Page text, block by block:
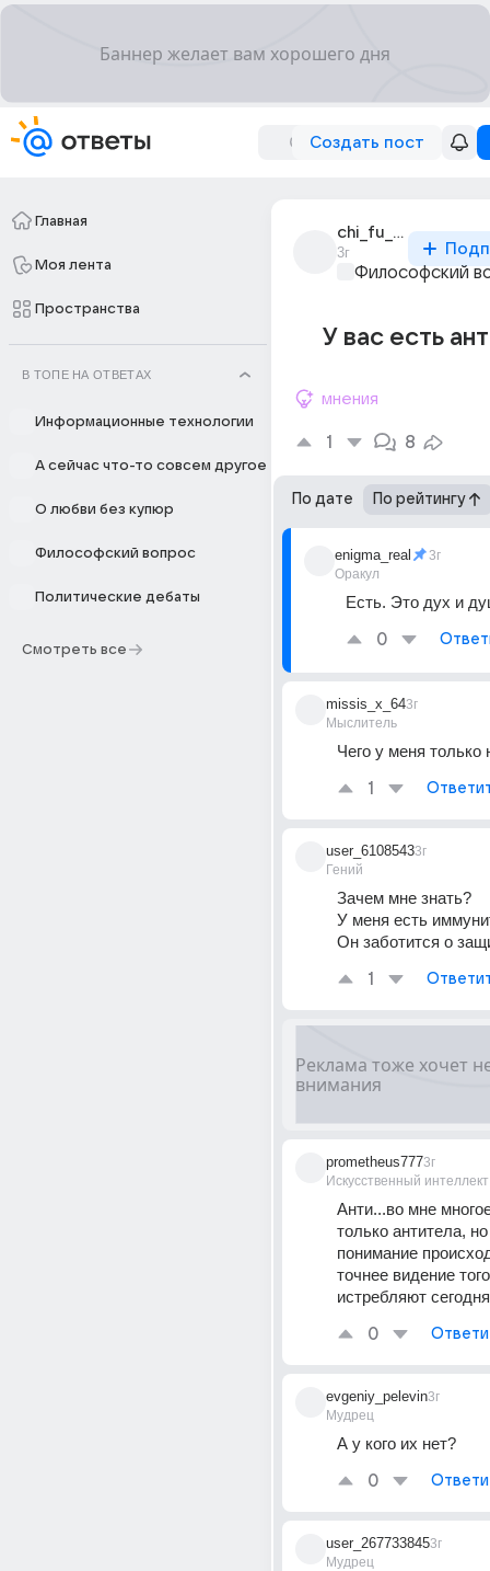
Создать пост
Главная
Моя лента
Пространства
В ТОПЕ НА ОТВЕТАХ
Информационные технологии
А сейчас что-то совсем другое
О любви без купюр
Философский вопрос
Политические дебаты
Смотреть все
chi_fu_chung_li
3г
Философский
У вас есть
мнения
1 8
По дате По рейтингу
enigma_real
Оракул
3г
Есть. Это дух и
0
missis_x_64
Мыслитель
3г
Чего у меня только
1
user_6108543
Гений
3г
Зачем мне знать?
У меня есть
Он заботится о
1
prometheus777
Искусственный интеллект
3г
Анти...во мне
только антитела,
понимание
точнее видение
истребляют
0
evgeniy_pelevin
Мудрец
3г
А у кого их нет?
0
user_267733845
Мудрец
3г